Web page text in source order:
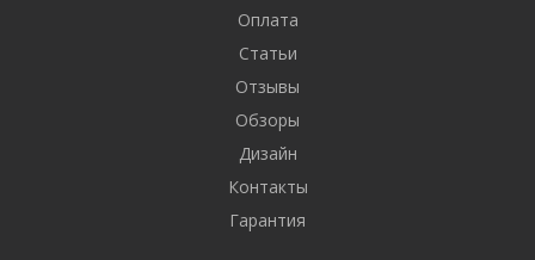
Оплата
Статьи
Отзывы
Обзоры
Дизайн
Контакты
Гарантия